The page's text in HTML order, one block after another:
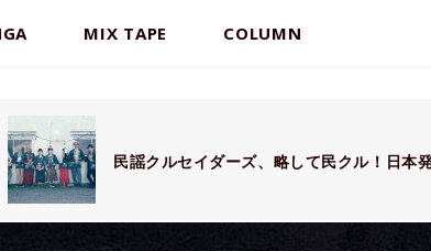
MIX TAPE COLUMN
民謡クルセイダーズ、略して民クル！日本